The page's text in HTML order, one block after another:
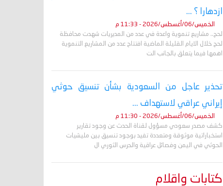
ازدهارا ؟ ...
الخميس/06/أغسطس/2026 - 11:33 م
لحج.. مشاريع تنموية واعدة في عدد من المديريات شهدت محافظة
لحج خلال الايام القليلة الماضية افتتاح عدد من المشاريع التنموية
اهمها فيما يتعلق بالجانب الت
تحذير عاجل من السعودية بشأن تنسيق حوثي
إيراني عراقي لاستهداف ...
الخميس/06/أغسطس/2026 - 11:30 م
كشف مصدر سعودي مسؤول لقناة الحدث عن وجود تقارير
استخباراتية موثوقة ومتعددة تفيد بوجود تنسيق بين مليشيات
الحوثي في اليمن وفصائل عراقية والحرس الثوري ال
كتابات واقلام